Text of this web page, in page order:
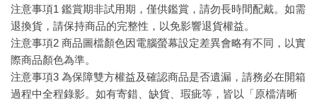
注意事項1 鑑賞期非試用期，僅供鑑賞，請勿長時間配戴。如需
退換貨，請保持商品的完整性，以免影響退貨權益。
注意事項2 商品圖檔顏色因電腦螢幕設定差異會略有不同，以實
際商品顏色為準。
注意事項3 為保障雙方權益及確認商品是否遺漏，請務必在開箱
過程中全程錄影。如有寄錯、缺貨、瑕疵等，皆以「原檔清晰